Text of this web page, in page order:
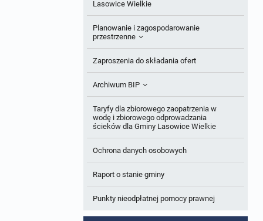
Roczne sprawozdania z gospodarki
Analiza stanu gospodarki odpadami
Okresowa ocena jakości wody
Sprawozdanie okresowe z realizacji
Odpowiedzi na zapytania
Informacja z otwarcia ofert
Informacje o wyborze ofert
Lasowice Wielkie
Planowanie i zagospodarowanie
przestrzenne
Studium uwarunkowań i kierunków
W trakcie opracowania
Obowiązujące
W trakcie opracowania
Plan ogólny gminy
Obowiązujący
W trakcie opracowania
Formularze dotyczące aktów planowania
Zbiory danych przestrzennych
Zaproszenia do składania ofert
Archiwum BIP
OGŁOSZENIA
Taryfy dla zbiorowego zaopatrzenia w
wodę i zbiorowego odprowadzania
ścieków dla Gminy Lasowice Wielkie
Ochrona danych osobowych
Raport o stanie gminy
Punkty nieodpłatnej pomocy prawnej